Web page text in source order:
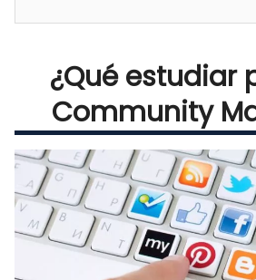
¿Qué estudiar
Community